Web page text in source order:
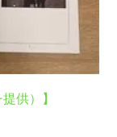
供）】